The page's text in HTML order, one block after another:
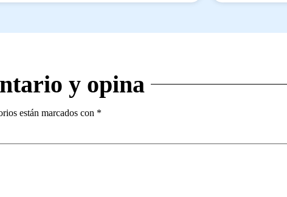
y opina
están marcados con *